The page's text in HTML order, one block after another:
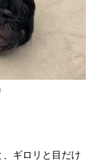
ギロリと目だけ